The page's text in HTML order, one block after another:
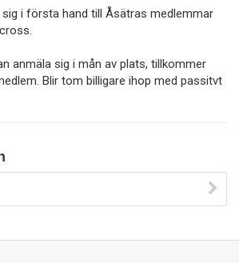
i första hand till Åsätras medlemmar
anmäla sig i mån av plats, tillkommer
Blir tom billigare ihop med passitvt